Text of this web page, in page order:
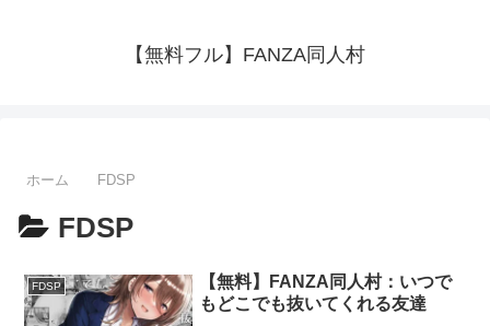
【無料フル】FANZA同人村
ホーム FDSP
FDSP
FDSP
【無料】FANZA同人村：いつで
もどこでも抜いてくれる友達